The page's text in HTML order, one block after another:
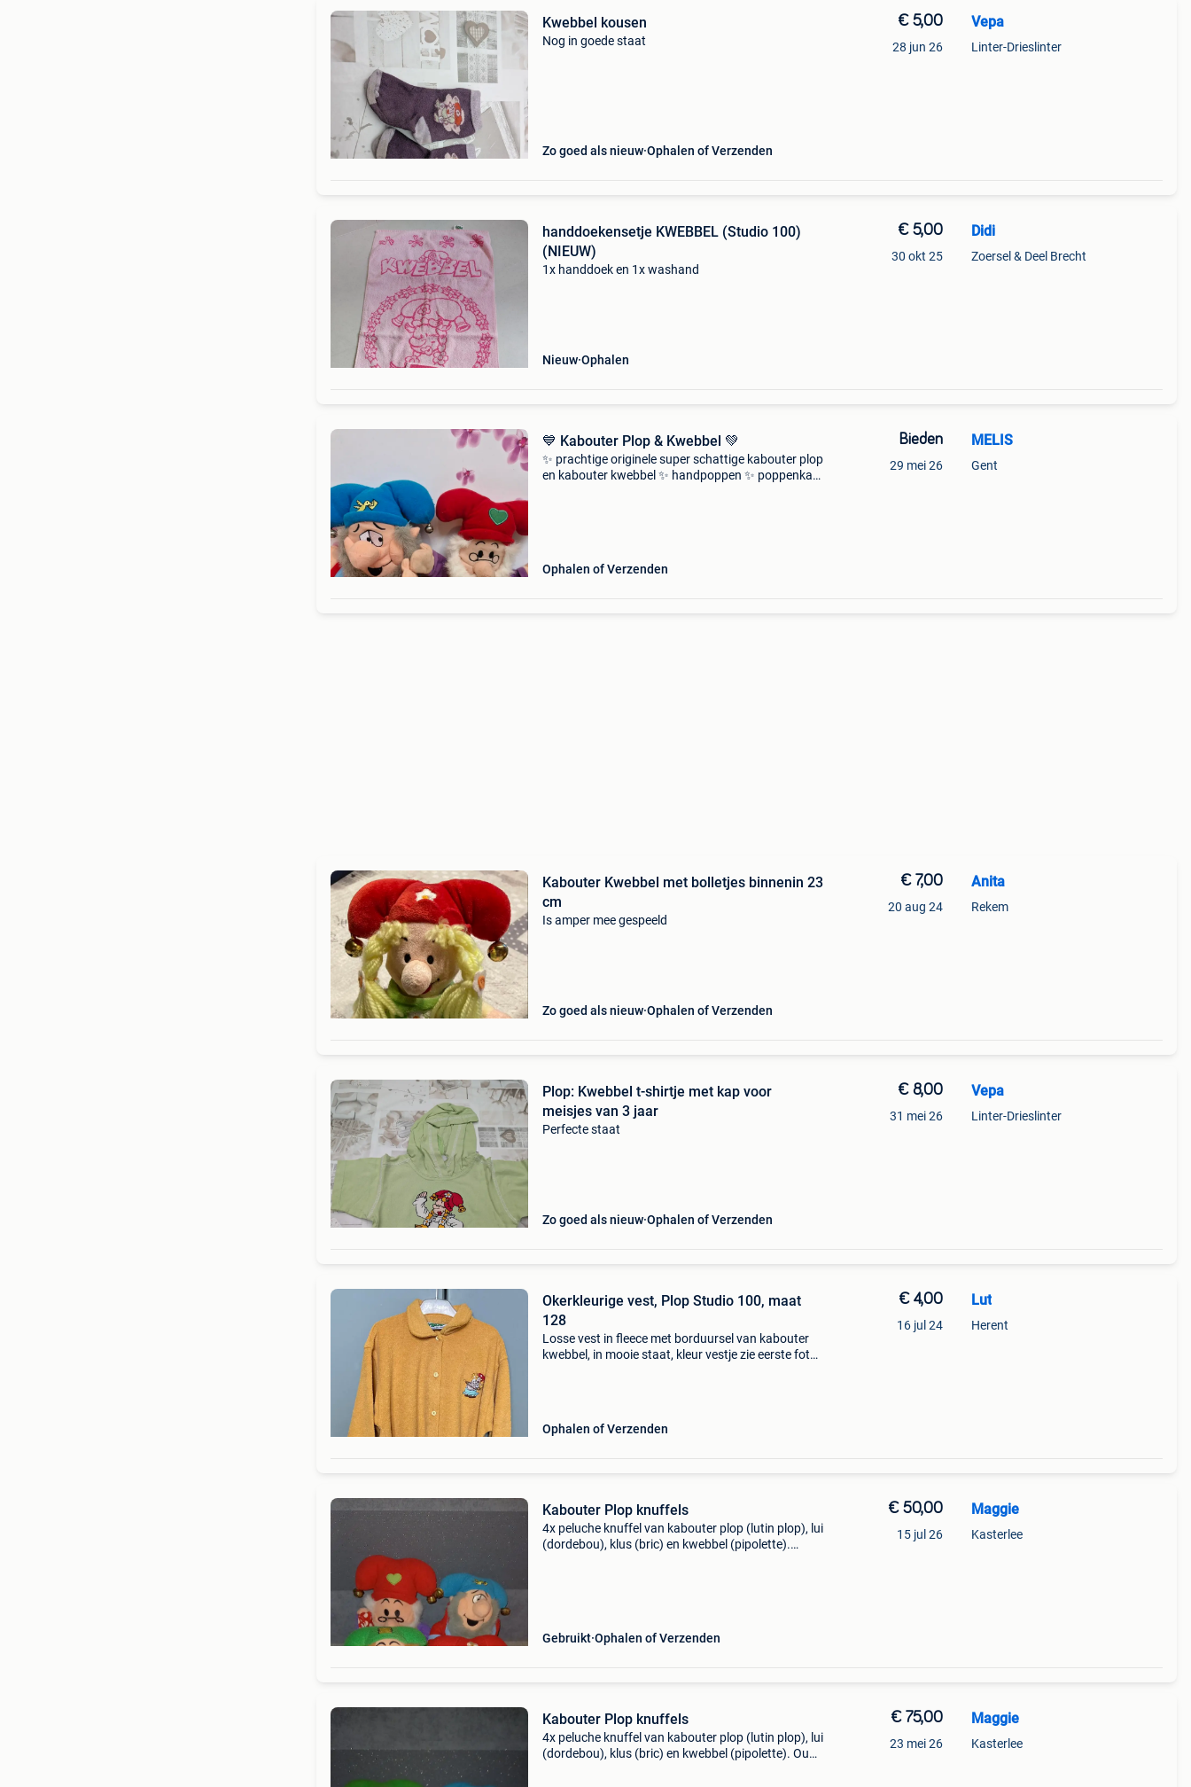
Kwebbel kousen
Nog in goede staat
Zo goed als nieuw Ophalen of Verzenden
€ 5,00
28 jun 26
Vepa
Linter-Drieslinter
handdoekensetje KWEBBEL (Studio 100)
(NIEUW)
1x handdoek en 1x washand
Nieuw Ophalen
€ 5,00
30 okt 25
Didi
Zoersel & Deel Brecht
💙 Kabouter Plop & Kwebbel 💚
✨️ prachtige originele super schattige kabouter plop
en kabouter kwebbel ✨️ handpoppen ✨️ poppenkast
Ophalen of Verzenden
Bieden
29 mei 26
MELIS
Gent
Kabouter Kwebbel met bolletjes binnenin 23
cm
Is amper mee gespeeld
Zo goed als nieuw Ophalen of Verzenden
€ 7,00
20 aug 24
Anita
Rekem
Plop: Kwebbel t-shirtje met kap voor
meisjes van 3 jaar
Perfecte staat
Zo goed als nieuw Ophalen of Verzenden
€ 8,00
31 mei 26
Vepa
Linter-Drieslinter
Okerkleurige vest, Plop Studio 100, maat
128
Losse vest in fleece met borduursel van kabouter
kwebbel, in mooie staat, kleur vestje zie eerste foto,
Ophalen of Verzenden
€ 4,00
16 jul 24
Lut
Herent
Kabouter Plop knuffels
4x peluche knuffel van kabouter plop (lutin plop), lui
(dordebou), klus (bric) en kwebbel (pipolette).
Gebruikt Ophalen of Verzenden
€ 50,00
15 jul 26
Maggie
Kasterlee
Kabouter Plop knuffels
4x peluche knuffel van kabouter plop (lutin plop), lui
(dordebou), klus (bric) en kwebbel (pipolette). Oude
€ 75,00
23 mei 26
Maggie
Kasterlee